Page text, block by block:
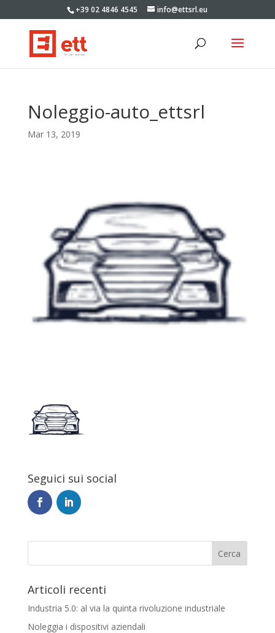
+39 02 4846 4545 info@ettsrl.eu
Noleggio-auto_ettsrl
Mar 13, 2019
Seguici sui social
Articoli recenti
Industria 5.0: al via la quinta rivoluzione industriale
Noleggia i dispositivi aziendali